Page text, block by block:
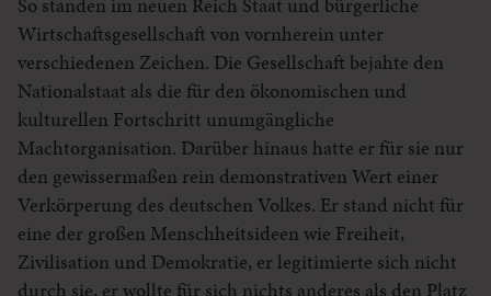
Wirtschaftsgesellschaft von vornherein unter
verschiedenen Zeichen. Die Gesellschaft bejahte den
Nationalstaat als die für den ökonomischen und
kulturellen Fortschritt unumgängliche
Machtorganisation. Darüber hinaus hatte er für sie nur
den gewissermaßen rein demonstrativen Wert einer
Verkörperung des deutschen Volkes. Er stand nicht für
eine der großen Menschheitsideen wie Freiheit,
Zivilisation und Demokratie, er legitimierte sich nicht
durch sie, er wollte für sich nichts anderes als den Platz